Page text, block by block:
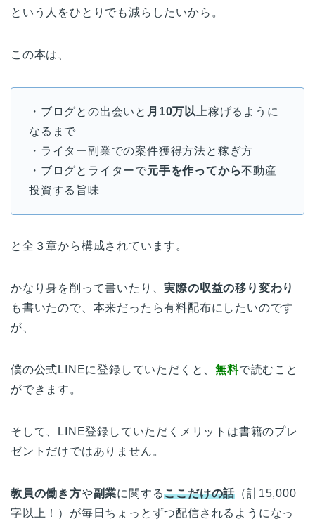
という人をひとりでも減らしたいから。
この本は、
・ブログとの出会いと 月10万以上稼げるように
なるまで
・ライター副業での案件獲得方法と稼ぎ方
・ブログとライターで元手を作ってから不動産
投資する旨味
と全３章から構成されています。
かなり身を削って書いたり、実際の収益の移り変わり
も書いたので、本来だったら有料配布にしたいのです
が、
僕の公式LINEに登録していただくと、無料で読むこと
ができます。
そして、LINE登録していただくメリットは書籍のプレ
ゼントだけではありません。
教員の働き方や副業に関するここだけの話 （計15,000
字以上！）が毎日ちょっとずつ配信されるようになっ